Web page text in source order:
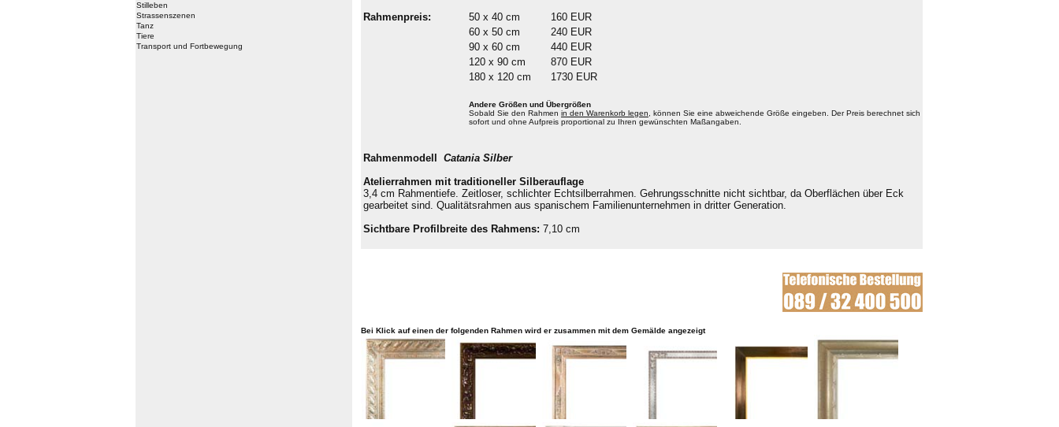
Stilleben
Strassenszenen
Tanz
Tiere
Transport und Fortbewegung
Rahmenpreis: 50 x 40 cm
160 EUR
60 x 50 cm
240 EUR
90 x 60 cm
440 EUR
120 x 90 cm
870 EUR
180 x 120 cm
1730 EUR
Andere Größen und Übergrößen
Sobald Sie den Rahmen in den Warenkorb legen , können Sie eine abweichende Größe eingeben. Der Preis berechnet sich
sofort und ohne Aufpreis proportional zu Ihren gewünschten Maßangaben.
Rahmenmodell
Catania Silber
Atelierrahmen mit traditioneller Silberauflage
3,4 cm Rahmentiefe. Zeitloser, schlichter Echtsilberrahmen. Gehrungsschnitte nicht sichtbar, da Oberflächen über Eck
gearbeitet sind. Qualitätsrahmen aus spanischem Familienunternehmen in dritter Generation.
Sichtbare Profilbreite des Rahmens: 7,10 cm
Bei Klick auf einen der folgenden Rahmen wird er zusammen mit dem Gemälde angezeigt